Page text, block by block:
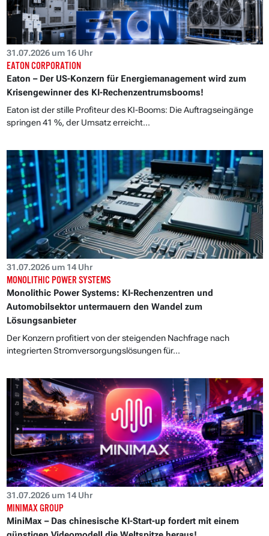
31.07.2026 um 16 Uhr
EATON CORPORATION
Eaton – Der US-Konzern für Energiemanagement wird zum
Krisengewinner des KI-Rechenzentrumsbooms!
Eaton ist der stille Profiteur des KI-Booms: Die Auftragseingänge
springen 41 %, der Umsatz erreicht...
31.07.2026 um 14 Uhr
MONOLITHIC POWER SYSTEMS
Monolithic Power Systems: KI-Rechenzentren und
Automobilsektor untermauern den Wandel zum
Lösungsanbieter
Der Konzern profitiert von der steigenden Nachfrage nach
integrierten Stromversorgungslösungen für...
31.07.2026 um 14 Uhr
MINIMAX GROUP
MiniMax – Das chinesische KI-Start-up fordert mit einem